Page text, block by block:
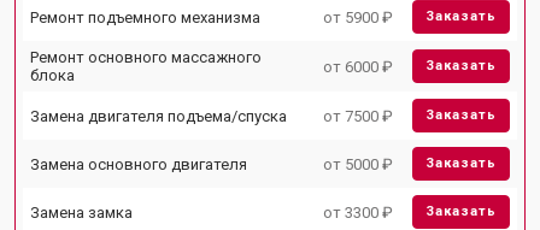
Ремонт подъемного механизма от 5900 ₽ Заказать
Ремонт основного массажного
блока
от 6000 ₽ Заказать
Замена двигателя подъема/спуска от 7500 ₽ Заказать
Замена основного двигателя от 5000 ₽ Заказать
Замена замка от 3300 ₽ Заказать